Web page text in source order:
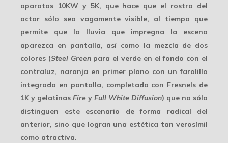
aparatos 10KW y 5K, que hace que el rostro del
actor sólo sea vagamente visible, al tiempo que
permite que la lluvia que impregna la escena
aparezca en pantalla, así como la mezcla de dos
colores (Steel Greenpara el verde en el fondo con el
contraluz, naranja en primer plano con un farolillo
integrado en pantalla, completado con Fresnels de
1K y gelatinas Fire y Full White Diffusion) que no sólo
distinguen este escenario de forma radical del
anterior, sino que logran una estética tan verosímil
como atractiva.